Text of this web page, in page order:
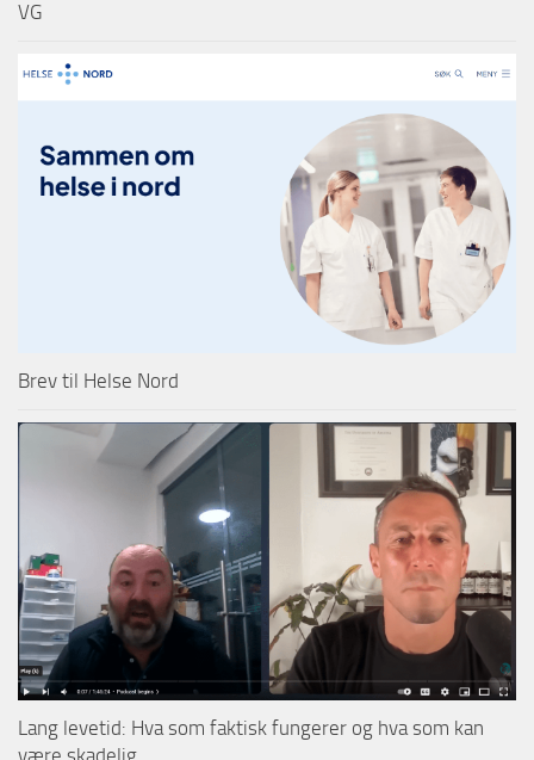
VG
Brev til Helse Nord
Lang levetid: Hva som faktisk fungerer og hva som kan
være skadelig